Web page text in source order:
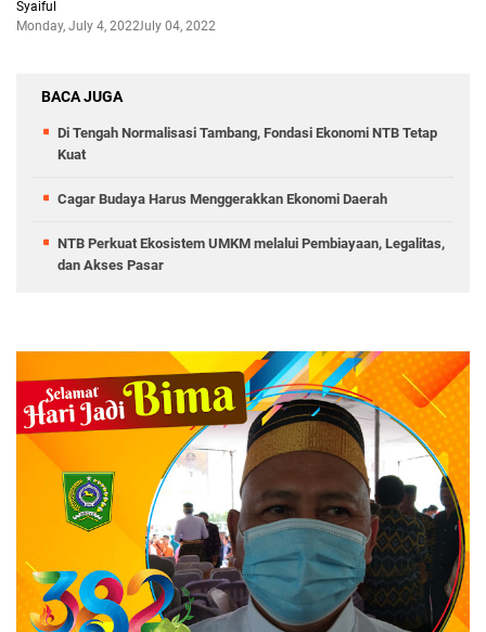
Syaiful
Monday, July 4, 2022July 04, 2022
BACA JUGA
Di Tengah Normalisasi Tambang, Fondasi Ekonomi NTB Tetap
Kuat
Cagar Budaya Harus Menggerakkan Ekonomi Daerah
NTB Perkuat Ekosistem UMKM melalui Pembiayaan, Legalitas,
dan Akses Pasar